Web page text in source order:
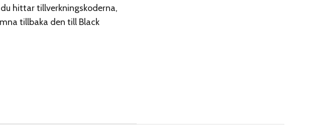
hittar tillverkningskoderna,
tillbaka den till Black